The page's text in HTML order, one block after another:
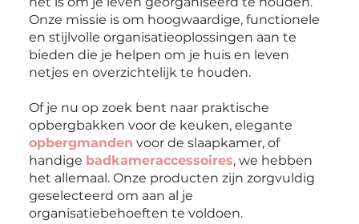
Onze missie is om hoogwaardige, functionele
en stijlvolle organisatieoplossingen aan te
bieden die je helpen om je huis en leven
netjes en overzichtelijk te houden.
Of je nu op zoek bent naar praktische
opbergbakken voor de keuken, elegante
opbergmanden voor de slaapkamer, of
handige badkameraccessoires, we hebben
het allemaal. Onze producten zijn zorgvuldig
geselecteerd om aan al je
organisatiebehoeften te voldoen.